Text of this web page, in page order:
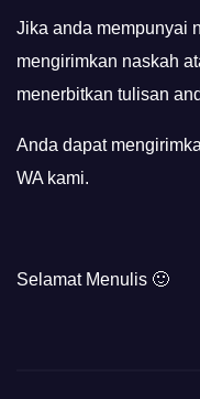
Jika anda mempunyai
mengirimkan naskah
menerbitkan tulisan
Anda dapat
WA kami.
Selamat Menulis 🙂